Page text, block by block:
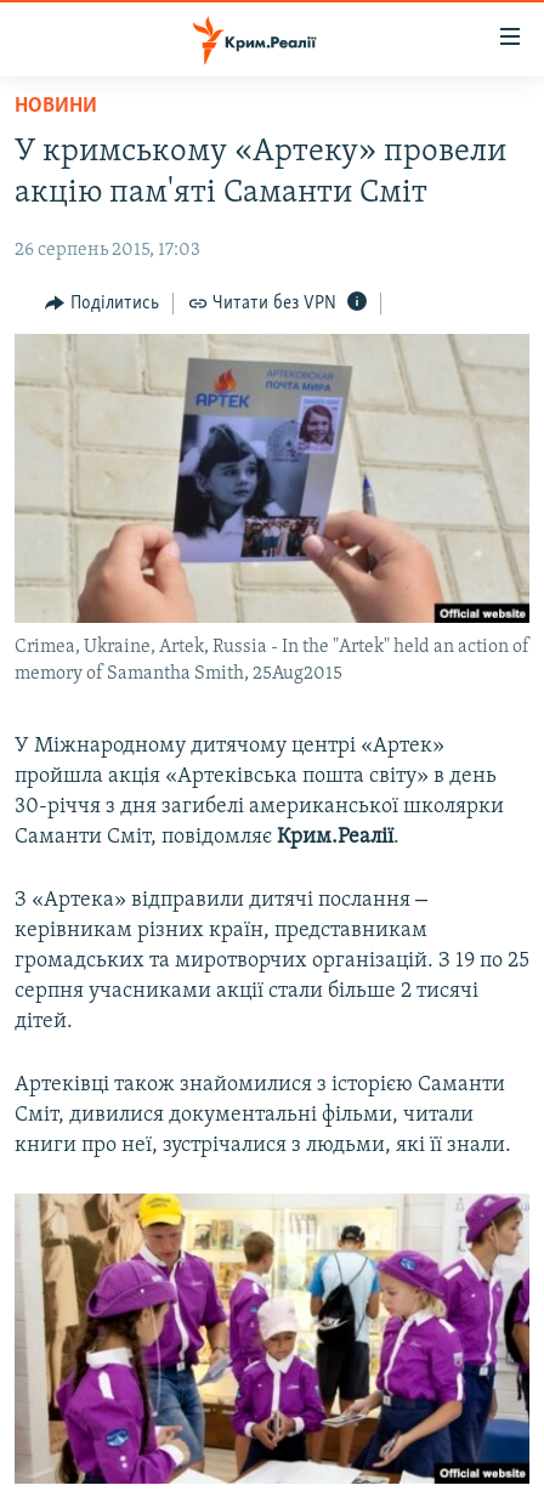
Перейти
основного
матеріалу
до
навігації
Перейти
ВОДА.КРИМ
ПОЛІТИКА
БЛОГИ
ПОГЛЯД
ІНТЕРВ'Ю
ВСЕ ЗА ДЕНЬ
СПЕЦПРОЕКТИ
ДЕПОРТАЦІЯ
ВІДЕОУРОКИ «ELIFBE»
СВІДЧЕННЯ ОКУПАЦІЇ
УКРАЇНСЬКА ПРОБЛЕМА КРИМУ
ЯК ОБІЙТИ БЛОКУВАННЯ
Русский
Qırımtatar
Усі сайти RFE/RL
НОВИНИ
У кримському «Артеку» провели
акцію пам'яті Саманти Сміт
26 серпень 2015, 17:03
Поділитись Читати без VPN
Crimea, Ukraine, Artek, Russia - In the "Artek" held an action of
memory of Samantha Smith, 25Aug2015
У Міжнародному дитячому центрі «Артек»
пройшла акція «Артеківська пошта світу» в день
30-річчя з дня загибелі американської школярки
Саманти Сміт, повідомляє Крим.Реалії.
З «Артека» відправили дитячі послання –
керівникам різних країн, представникам
громадських та миротворчих організацій. З 19 по 25
серпня учасниками акції стали більше 2 тисячі
дітей.
Артеківці також знайомилися з історією Саманти
Сміт, дивилися документальні фільми, читали
книги про неї, зустрічалися з людьми, які її знали.